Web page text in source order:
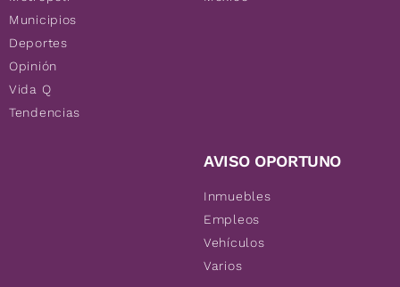
Municipios
Deportes
Opinión
Vida Q
Tendencias
AVISO OPORTUNO
Inmuebles
Empleos
Vehículos
Varios